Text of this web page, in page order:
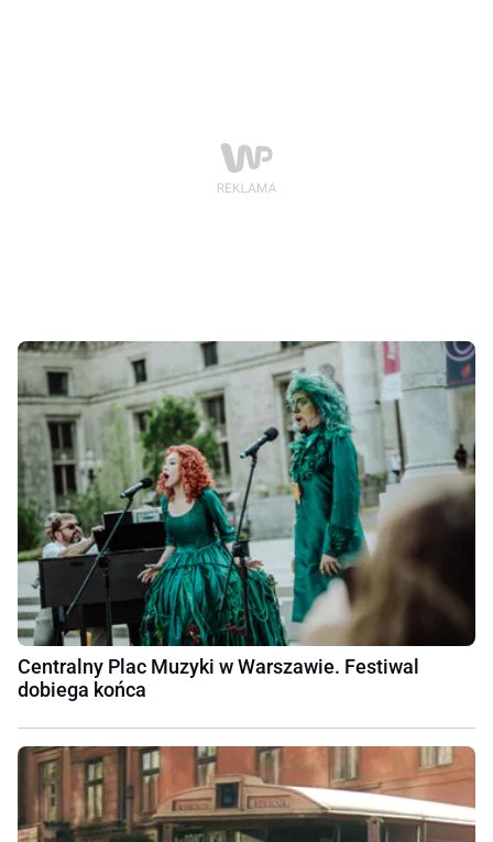
Centralny Plac Muzyki w Warszawie. Festiwal
dobiega końca